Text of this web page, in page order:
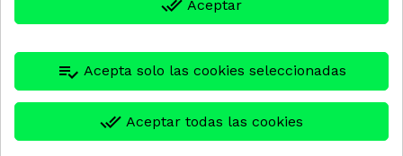
Contacto
– Les Franqueses del Vallès (Barcelona)
Email:info@washnet.es
done_all Aceptar
playlist_add_check Acepta solo las cookies seleccionadas
done_all Aceptar todas las cookies